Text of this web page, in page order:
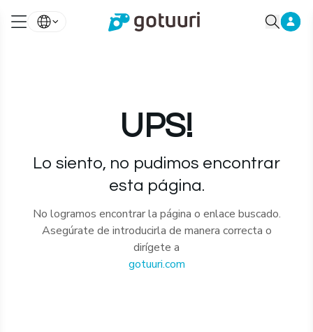
UPS!
Lo siento, no pudimos encontrar
esta página.
No logramos encontrar la página o enlace buscado.
Asegúrate de introducirla de manera correcta o
dirígete a
gotuuri.com